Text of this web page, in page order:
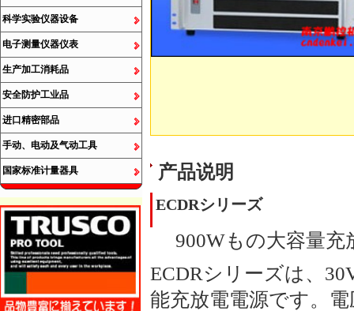
科学实验仪器设备
电子测量仪器仪表
生产加工消耗品
安全防护工业品
进口精密部品
手动、电动及气动工具
国家标准计量器具 产品说明
ECDRシリーズ
900Wもの大容量充
ECDRシリーズは、
能充放電電源です。電